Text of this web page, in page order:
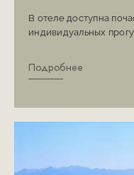
В отеле доступна
индивидуальных
Подробнее